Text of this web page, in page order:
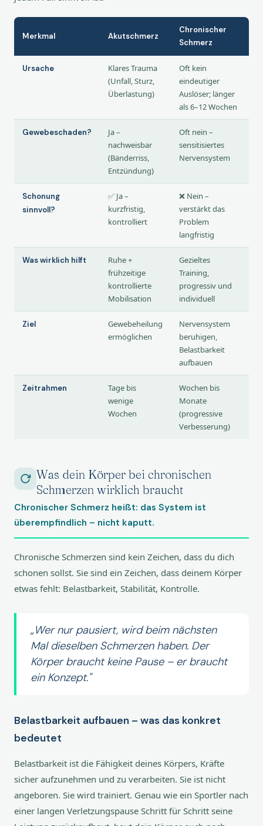
Merkmal Akutschmerz
Chronischer
Schmerz
Ursache
Klares Trauma
(Unfall, Sturz,
Überlastung)
Oft kein
eindeutiger
Auslöser; länger
als 6–12 Wochen
Gewebeschaden?
Ja –
nachweisbar
(Bänderriss,
Entzündung)
Oft nein –
sensitisiertes
Nervensystem
Schonung
sinnvoll?
✅ Ja –
kurzfristig,
kontrolliert
❌ Nein –
verstärkt das
Problem
langfristig
Was wirklich hilft
Ruhe +
frühzeitige
kontrollierte
Mobilisation
Gezieltes
Training,
progressiv und
individuell
Ziel
Gewebeheilung
ermöglichen
Nervensystem
beruhigen,
Belastbarkeit
aufbauen
Zeitrahmen
Tage bis
wenige
Wochen
Wochen bis
Monate
(progressive
Verbesserung)
Was dein Körper bei chronischen
Schmerzen wirklich braucht
Chronischer Schmerz heißt: das System ist
überempfindlich – nicht kaputt.
Chronische Schmerzen sind kein Zeichen, dass du dich
schonen sollst. Sie sind ein Zeichen, dass deinem Körper
etwas fehlt: Belastbarkeit, Stabilität, Kontrolle.
„Wer nur pausiert, wird beim nächsten
Mal dieselben Schmerzen haben. Der
Körper braucht keine Pause – er braucht
ein Konzept."
Belastbarkeit aufbauen – was das konkret
bedeutet
Belastbarkeit ist die Fähigkeit deines Körpers, Kräfte
sicher aufzunehmen und zu verarbeiten. Sie ist nicht
angeboren. Sie wird trainiert. Genau wie ein Sportler nach
einer langen Verletzungspause Schritt für Schritt seine